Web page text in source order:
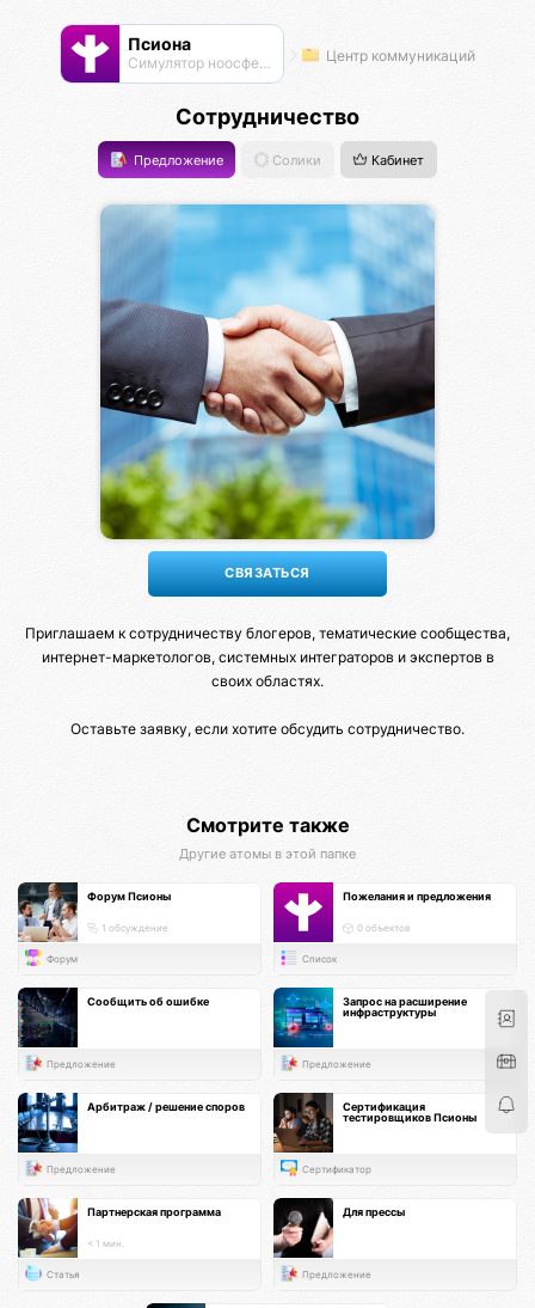
Псиона
Cимулятор ноосферы Центр коммуникаций
Сотрудничество
Предложение Солики Кабинет
Приглашаем к сотрудничеству блогеров, тематические сообщества,
интернет-маркетологов, системных интеграторов и экспертов в
своих областях.
Оставьте заявку, если хотите обсудить сотрудничество.
Смотрите также
Другие атомы в этой папке
Форум Псионы
1 обсуждение
Форум
Пожелания и предложения
0 объектов
Список
Сообщить об ошибке
Предложение
Запрос на расширение
инфраструктуры
Предложение
Арбитраж / решение споров
Предложение
Сертификация
тестировщиков Псионы
Сертификатор
Партнерская программа
< 1 мин.
Статья
Для прессы
Предложение